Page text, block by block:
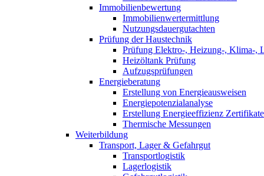
Immobilienbewertung
Immobilienwertermittlung
Nutzungsdauergutachten
Prüfung der Haustechnik
Prüfung Elektro-, Heizung-, Klima-,
Heizöltank Prüfung
Aufzugsprüfungen
Energieberatung
Erstellung von Energieausweisen
Energiepotenzialanalyse
Erstellung Energieeffizienz Zertifikate
Thermische Messungen
Weiterbildung
Transport, Lager & Gefahrgut
Transportlogistik
Lagerlogistik